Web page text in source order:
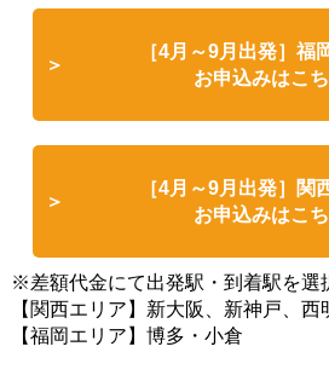
［4月～9月出発］福
お申込みはこ
［4月～9月出発］関
お申込みはこ
※差額代金にて出発駅・到着駅を選
【関西エリア】新大阪、新神戸、西
【福岡エリア】博多・小倉